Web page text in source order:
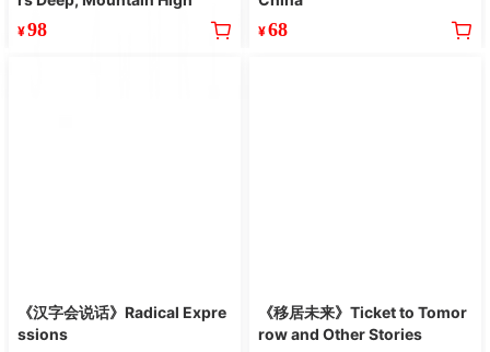
¥98 ¥68
《汉字会说话》Radical Expre
ssions
《移居未来》Ticket to Tomor
row and Other Stories